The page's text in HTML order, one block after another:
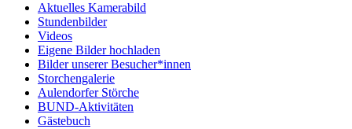
Aktuelles Kamerabild
Stundenbilder
Videos
Eigene Bilder hochladen
Bilder unserer Besucher*innen
Storchengalerie
Aulendorfer Störche
BUND-Aktivitäten
Gästebuch